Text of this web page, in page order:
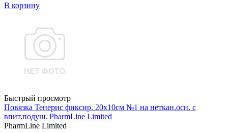
В корзину
Быстрый просмотр
Повязка Тенерис фиксир. 20х10см №1 на неткан.осн. с
впит.подуш. PharmLine Limited
PharmLine Limited